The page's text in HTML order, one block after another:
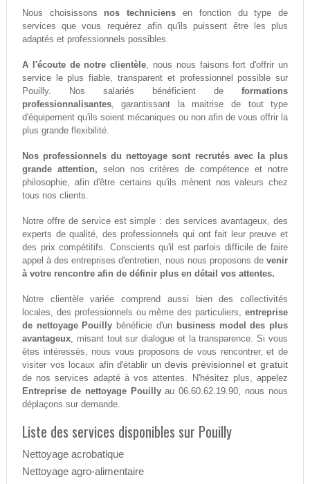
Nous choisissons nos techniciens en fonction du type de
services que vous requérez afin qu'ils puissent être les plus
adaptés et professionnels possibles.
A l'écoute de notre clientèle, nous nous faisons fort d'offrir un
service le plus fiable, transparent et professionnel possible sur
Pouilly. Nos salariés bénéficient deformations
professionnalisantes, garantissant la maitrise de tout type
d'équipement qu'ils soient mécaniques ou non afin de vous offrir la
plus grande flexibilité.
Nos professionnels du nettoyage sont recrutés avec la plus
grande attention, selon nos critères de compétence et notre
philosophie, afin d'être certains qu'ils mènent nos valeurs chez
tous nos clients.
Notre offre de service est simple : des services avantageux, des
experts de qualité, des professionnels qui ont fait leur preuve et
des prix compétitifs. Conscients qu'il est parfois difficile de faire
appel à des entreprises d'entretien, nous nous proposons devenir
à votre rencontre afin de définir plus en détail vos attentes.
Notre clientèle variée comprend aussi bien des collectivités
locales, des professionnels ou même des particuliers,entreprise
de nettoyage Pouilly bénéficie d'un business model des plus
avantageux, misant tout sur dialogue et la transparence. Si vous
êtes intéressés, nous vous proposons de vous rencontrer, et de
visiter vos locaux afin d'établir undevis prévisionnel et gratuit
de nos services adapté à vos attentes. N'hésitez plus, appelez
Entreprise de nettoyage Pouillyau 06.60.62.19.90, nous nous
déplaçons sur demande.
Liste des services disponibles sur Pouilly
Nettoyage acrobatique
Nettoyage agro-alimentaire